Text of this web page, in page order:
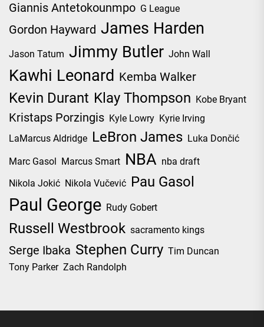
Giannis Antetokounmpo G League
Gordon Hayward James Harden
Jason Tatum Jimmy Butler John Wall
Kawhi Leonard Kemba Walker
Kevin Durant Klay Thompson Kobe Bryant
Kristaps Porzingis Kyle Lowry Kyrie Irving
LaMarcus Aldridge LeBron James Luka Dončić
Marc Gasol Marcus Smart NBA nba draft
Nikola Jokić Nikola Vučević Pau Gasol
Paul George Rudy Gobert
Russell Westbrook sacramento kings
Serge Ibaka Stephen Curry Tim Duncan
Tony Parker Zach Randolph